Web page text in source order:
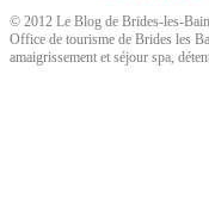
© 2012 Le Blog de Brides-les-
Office de tourisme de Brides les
amaigrissement et séjour spa,